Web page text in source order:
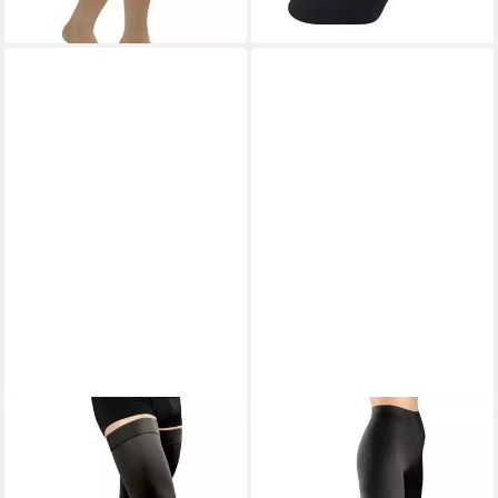
Kompressionsstrümpfe
Kompressionsstrümpfe
Stützstrumpfhose
Kompressionsstrumpfhose